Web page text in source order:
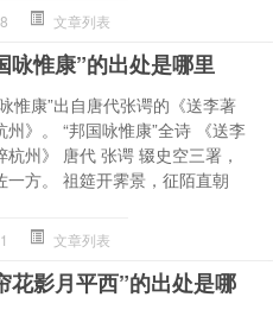
文章列表
咏惟康”的出处是哪里
惟康”出自唐代张谔的《送李著
州》。 “邦国咏惟康”全诗 《送李
杭州》 唐代 张谔 辍史空三署，
一方。 祖筵开霁景，征陌直朝
文章列表
花影月平西”的出处是哪